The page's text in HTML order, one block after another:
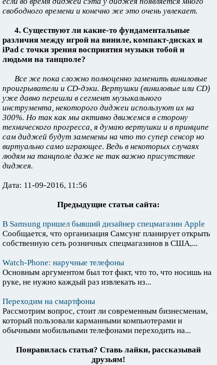
свободного времени и конечно же это очень увлекает.
4. Существуют ли какие-то фундаментальные
различия между игрой на виниле, компакт-дисках и
iPad с точки зрения восприятия музыки тобой и
людьми на танцполе?
Все же пока сложно полноценно заменить виниловые
проигрыватели и CD-дэки. Вертушки (виниловые или CD)
уже давно перешли в сегмент музыкального
инструмента, некоторого диджеи используют их на
300%. Но так как мы активно движемся в сторону
технического прогресса, я думаю вертушки и в принципе
сам диджей будут заменены на что то супер сенсор но
виртуально само играющее. Ведь в некоторых случаях
людям на танцполе даже не так важно присутствие
диджея.
Дата: 11-09-2016, 11:56
Предыдущие статьи сайта:
В Samsung пришел бывший дизайнер спецмагазин Apple
Сообщается, что организация Самсунг планирует открыть
собственную сеть розничных спецмагазинов в США,...
Watch-Phone: наручные телефоны
Основным аргументом был тот факт, что то, что носишь на
руке, не нужно каждый раз извлекать из...
Переходим на смартфоны
Рассмотрим вопрос, стоит ли современным бизнесменам,
который пользовали карманными компьютерами и
обычными мобильными телефонами переходить на...
Понравилась статья? Ставь лайки, рассказывай
друзьям!